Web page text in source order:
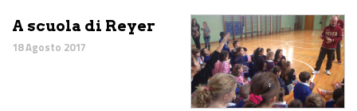
A scuola di Reyer
18 Agosto 2017